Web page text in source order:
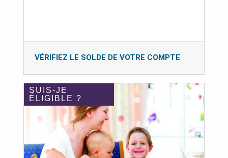
VÉRIFIEZ LE SOLDE DE VOTRE COMPTE
SUIS-JE
ÉLIGIBLE ?